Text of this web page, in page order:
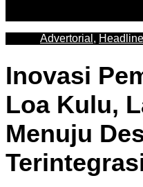
Advertorial , Headline
Inovasi
Loa Kulu,
Menuju